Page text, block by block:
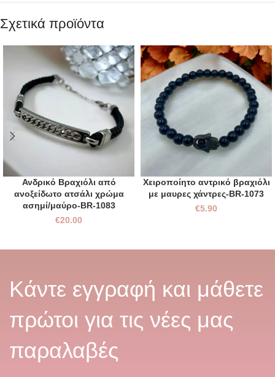
Σχετικά προϊόντα
Ανδρικό Βραχιόλι από
ανοξείδωτο ατσάλι χρώμα
ασημί/μαύρο-BR-1083
€20.00
Χειροποίητο αντρικό βραχιόλι
με μαυρες χάντρες-BR-1073
€5.90
Κάντε εγγραφή και μάθετε
πρώτοι για τις νέες μας
παραλαβές